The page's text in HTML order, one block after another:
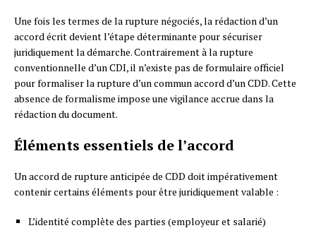
Une fois les termes de la rupture négociés, la rédaction d’un
accord écrit devient l’étape déterminante pour sécuriser
juridiquement la démarche. Contrairement à la rupture
conventionnelle d’un CDI, il n’existe pas de formulaire officiel
pour formaliser la rupture d’un commun accord d’un CDD. Cette
absence de formalisme impose une vigilance accrue dans la
rédaction du document.
Éléments essentiels de l’accord
Un accord de rupture anticipée de CDD doit impérativement
contenir certains éléments pour être juridiquement valable :
L’identité complète des parties (employeur et salarié)